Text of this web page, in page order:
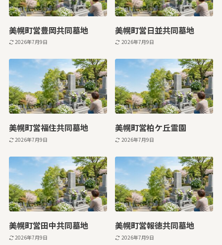
美幌町営豊岡共同墓地
2026年7月9日
美幌町営日並共同墓地
2026年7月9日
美幌町営福住共同墓地
2026年7月9日
美幌町営柏ケ丘霊園
2026年7月9日
美幌町営田中共同墓地
2026年7月9日
美幌町営報徳共同墓地
2026年7月9日